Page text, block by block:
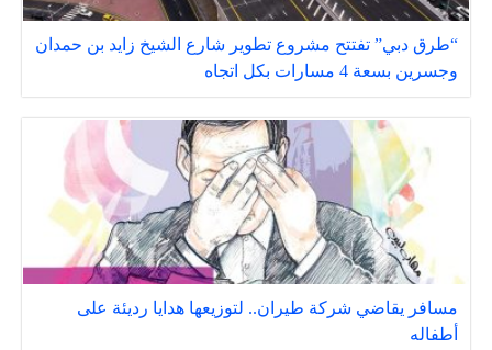
“طرق دبي” تفتتح مشروع تطوير شارع الشيخ زايد بن حمدان
وجسرين بسعة 4 مسارات بكل اتجاه
مسافر يقاضي شركة طيران.. لتوزيعها هدايا رديئة على
أطفاله